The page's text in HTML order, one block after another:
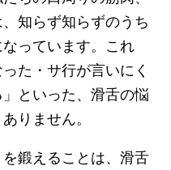
知らず知らずのうち
っています。これ
た・サ行が言いにく
といった、滑舌の悩
りません。
鍛えることは、滑舌